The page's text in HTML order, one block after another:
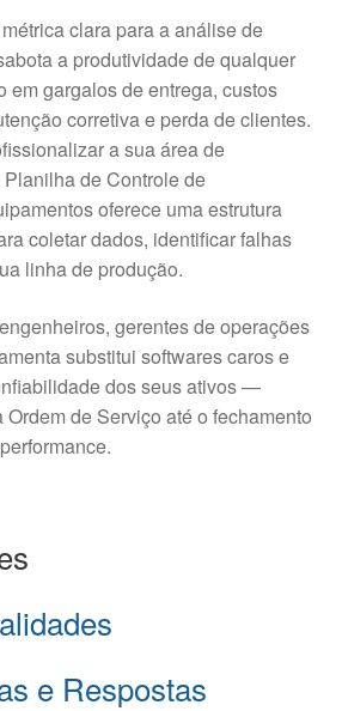
clara para a análise de
a produtividade de qualquer
em gargalos de entrega, custos
corretiva e perda de clientes.
a sua área de
de Controle de
oferece uma estrutura
coletar dados, identificar falhas
linha de produção.
gerentes de operações
substitui softwares caros e
dos seus ativos —
de Serviço até o fechamento
e Respostas